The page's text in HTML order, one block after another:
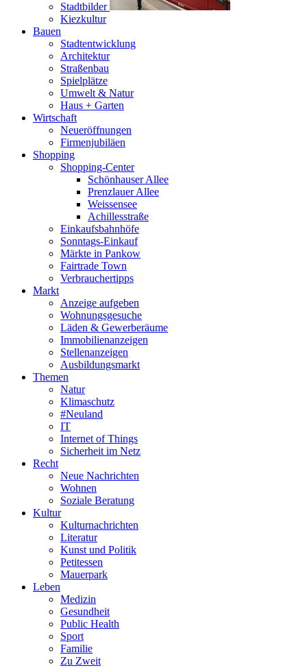
Stadtbilder
Kiezkultur
Bauen
Stadtentwicklung
Architektur
Straßenbau
Spielplätze
Umwelt & Natur
Haus + Garten
Wirtschaft
Neueröffnungen
Firmenjubiläen
Shopping
Shopping-Center
Schönhauser Allee
Prenzlauer Allee
Weissensee
Achillesstraße
Einkaufsbahnhöfe
Sonntags-Einkauf
Märkte in Pankow
Fairtrade Town
Verbrauchertipps
Markt
Anzeige aufgeben
Wohnungsgesuche
Läden & Gewerberäume
Immobilienanzeigen
Stellenanzeigen
Ausbildungsmarkt
Themen
Natur
Klimaschutz
#Neuland
IT
Internet of Things
Sicherheit im Netz
Recht
Neue Nachrichten
Wohnen
Soziale Beratung
Kultur
Kulturnachrichten
Literatur
Kunst und Politik
Petitessen
Mauerpark
Leben
Medizin
Gesundheit
Public Health
Sport
Familie
Zu Zweit